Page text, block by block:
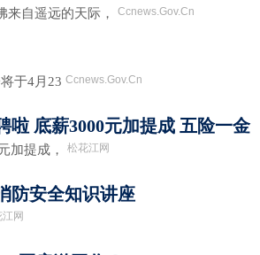
自遥远的天际， Ccnews.Gov.Cn
于4月23 Ccnews.Gov.Cn
啦 底薪3000元加提成 五险一金
加提成， 松花江网
防安全知识讲座
网